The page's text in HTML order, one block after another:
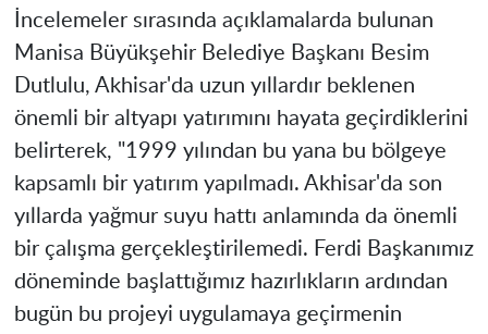
İncelemeler sırasında açıklamalarda bulunan
Manisa Büyükşehir Belediye Başkanı Besim
Dutlulu, Akhisar'da uzun yıllardır beklenen
önemli bir altyapı yatırımını hayata geçirdiklerini
belirterek, "1999 yılından bu yana bu bölgeye
kapsamlı bir yatırım yapılmadı. Akhisar'da son
yıllarda yağmur suyu hattı anlamında da önemli
bir çalışma gerçekleştirilemedi. Ferdi Başkanımız
döneminde başlattığımız hazırlıkların ardından
bugün bu projeyi uygulamaya geçirmenin